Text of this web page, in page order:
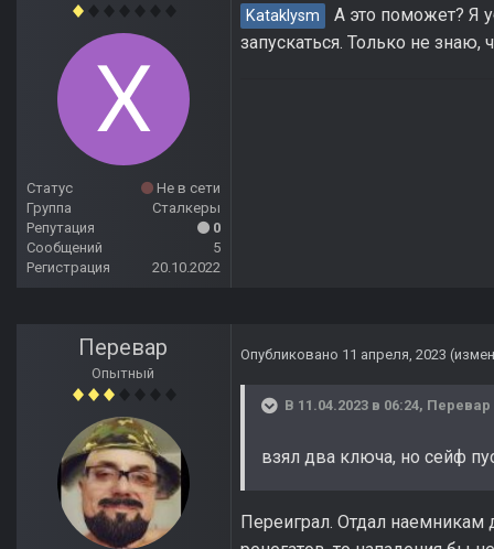
Статус
Не в сети
Группа
Сталкеры
Репутация
0
Сообщений
5
Регистрация
20.10.2022
Kataklysm
А это поможет? Я
запускаться. Только не
Перевар
Опытный
Опубликовано 11 апреля, 2023
В 11.04.2023 в 06:24, Перевар
взял два ключа, но сейф
Переиграл. Отдал наемникам